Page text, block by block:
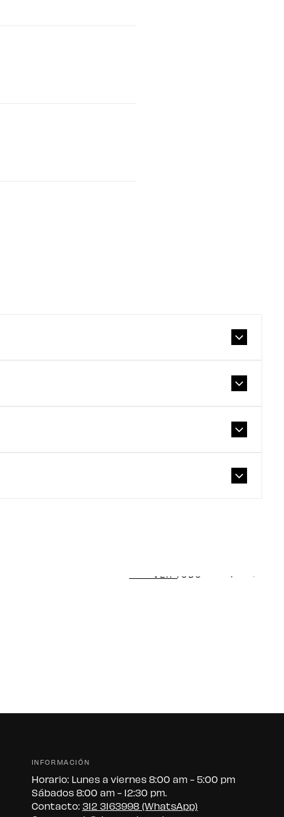
VER TODO
INFORMACIÓN
Horario: Lunes a viernes 8:00 am - 5:00 pm
Sábados 8:00 am - 12:30 pm.
Contacto:312 3163998 (WhatsApp)